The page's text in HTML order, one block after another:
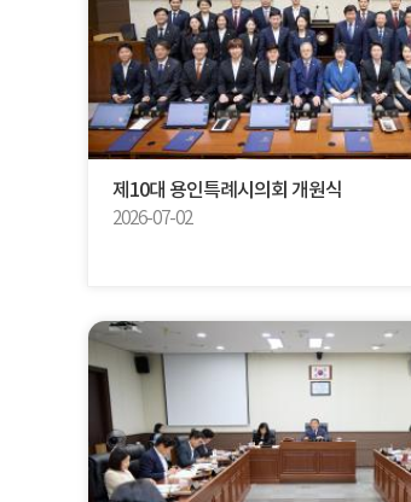
제10대 용인특례시의회 개원식
2026-07-02